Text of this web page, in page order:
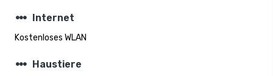
steppers Internet
Kostenloses WLAN
steppers Haustiere